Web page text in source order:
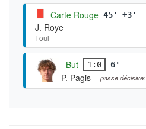
Carte Rouge 45' +3'
J. Roye
Foul
But 1:0 6'
P. Pagis passe décisive: